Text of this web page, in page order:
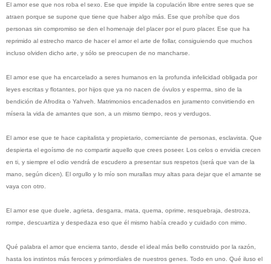
El amor ese que nos roba el sexo. Ese que impide la copulación libre entre seres que se
atraen porque se supone que tiene que haber algo más. Ese que prohíbe que dos
personas sin compromiso se den el homenaje del placer por el puro placer. Ese que ha
reprimido al estrecho marco de hacer el amor el arte de follar, consiguiendo que muchos
incluso olviden dicho arte, y sólo se preocupen de no mancharse.
El amor ese que ha encarcelado a seres humanos en la profunda infelicidad obligada por
leyes escritas y flotantes, por hijos que ya no nacen de óvulos y esperma, sino de la
bendición de Afrodita o Yahveh. Matrimonios encadenados en juramento convirtiendo en
mísera la vida de amantes que son, a un mismo tiempo, reos y verdugos.
El amor ese que te hace capitalista y propietario, comerciante de personas, esclavista. Que
despierta el egoísmo de no compartir aquello que crees poseer. Los celos o envidia crecen
en ti, y siempre el odio vendrá de escudero a presentar sus respetos (será que van de la
mano, según dicen). El orgullo y lo mío son murallas muy altas para dejar que el amante se
vaya con otro.
El amor ese que duele, agrieta, desgarra, mata, quema, oprime, resquebraja, destroza,
rompe, descuartiza y despedaza eso que él mismo había creado y cuidado con mimo.
Qué palabra el amor que encierra tanto, desde el ideal más bello construido por la razón,
hasta los instintos más feroces y primordiales de nuestros genes. Todo en uno. Qué iluso el